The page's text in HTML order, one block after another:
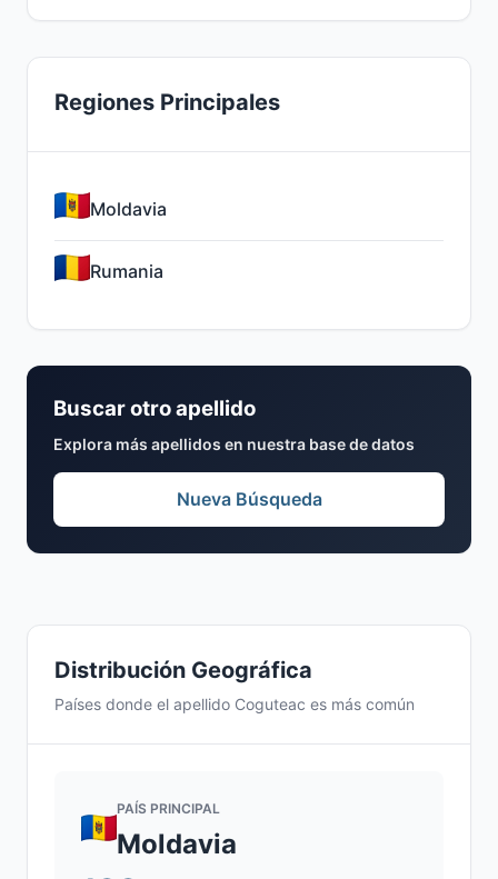
Distribución Geográfica
Países donde el apellido Coguteac es más común
PAÍS PRINCIPAL
Moldavia
Regiones Principales
Moldavia
Rumania
Buscar otro apellido
Explora más apellidos en nuestra base de datos
Nueva Búsqueda